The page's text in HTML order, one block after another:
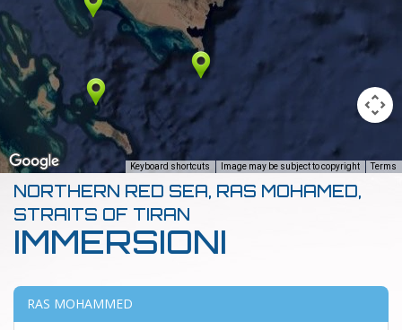
For development
For development purposes only
Keyboard shortcuts Image may be subject to copyright Terms
NORTHERN RED SEA, RAS MOHAMED,
STRAITS OF TIRAN
IMMERSIONI
RAS MOHAMMED